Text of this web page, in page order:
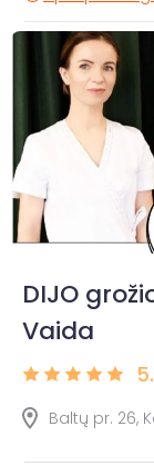
DIJO
Vaida
Baltų pr. 26,